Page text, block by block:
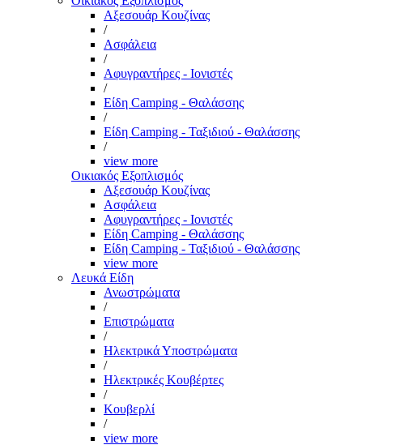
Αξεσουάρ Κουζίνας
/
Ασφάλεια
/
Αφυγραντήρες - Ιονιστές
/
Είδη Camping - Θαλάσσης
/
Είδη Camping - Ταξιδιού - Θαλάσσης
/
view more
Οικιακός Εξοπλισμός
Αξεσουάρ Κουζίνας
Ασφάλεια
Αφυγραντήρες - Ιονιστές
Είδη Camping - Θαλάσσης
Είδη Camping - Ταξιδιού - Θαλάσσης
view more
Λευκά Είδη
Ανωστρώματα
/
Επιστρώματα
/
Ηλεκτρικά Υποστρώματα
/
Ηλεκτρικές Κουβέρτες
/
Κουβερλί
/
view more